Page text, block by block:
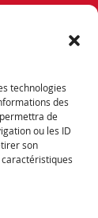
technologies
des
de
ou les ID
son
offres et